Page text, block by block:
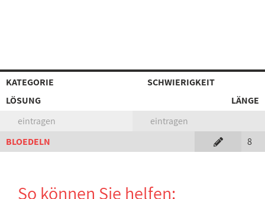
KATEGORIE
SCHWIERIGKEIT
LÖSUNG
LÄNGE
eintragen
eintragen
BLOEDELN
8
So können Sie helfen: